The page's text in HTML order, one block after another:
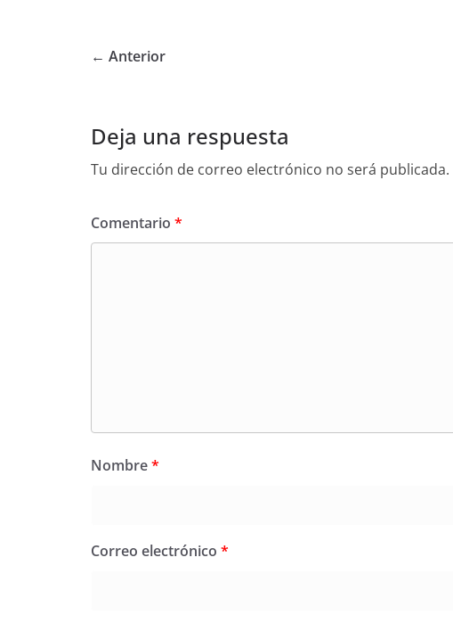
← Anterior
Deja una respuesta
Tu dirección de correo electrónico no será publicada.
Comentario *
Nombre*
Correo electrónico *